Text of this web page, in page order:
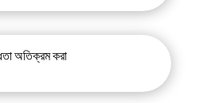
অতিক্রম করা